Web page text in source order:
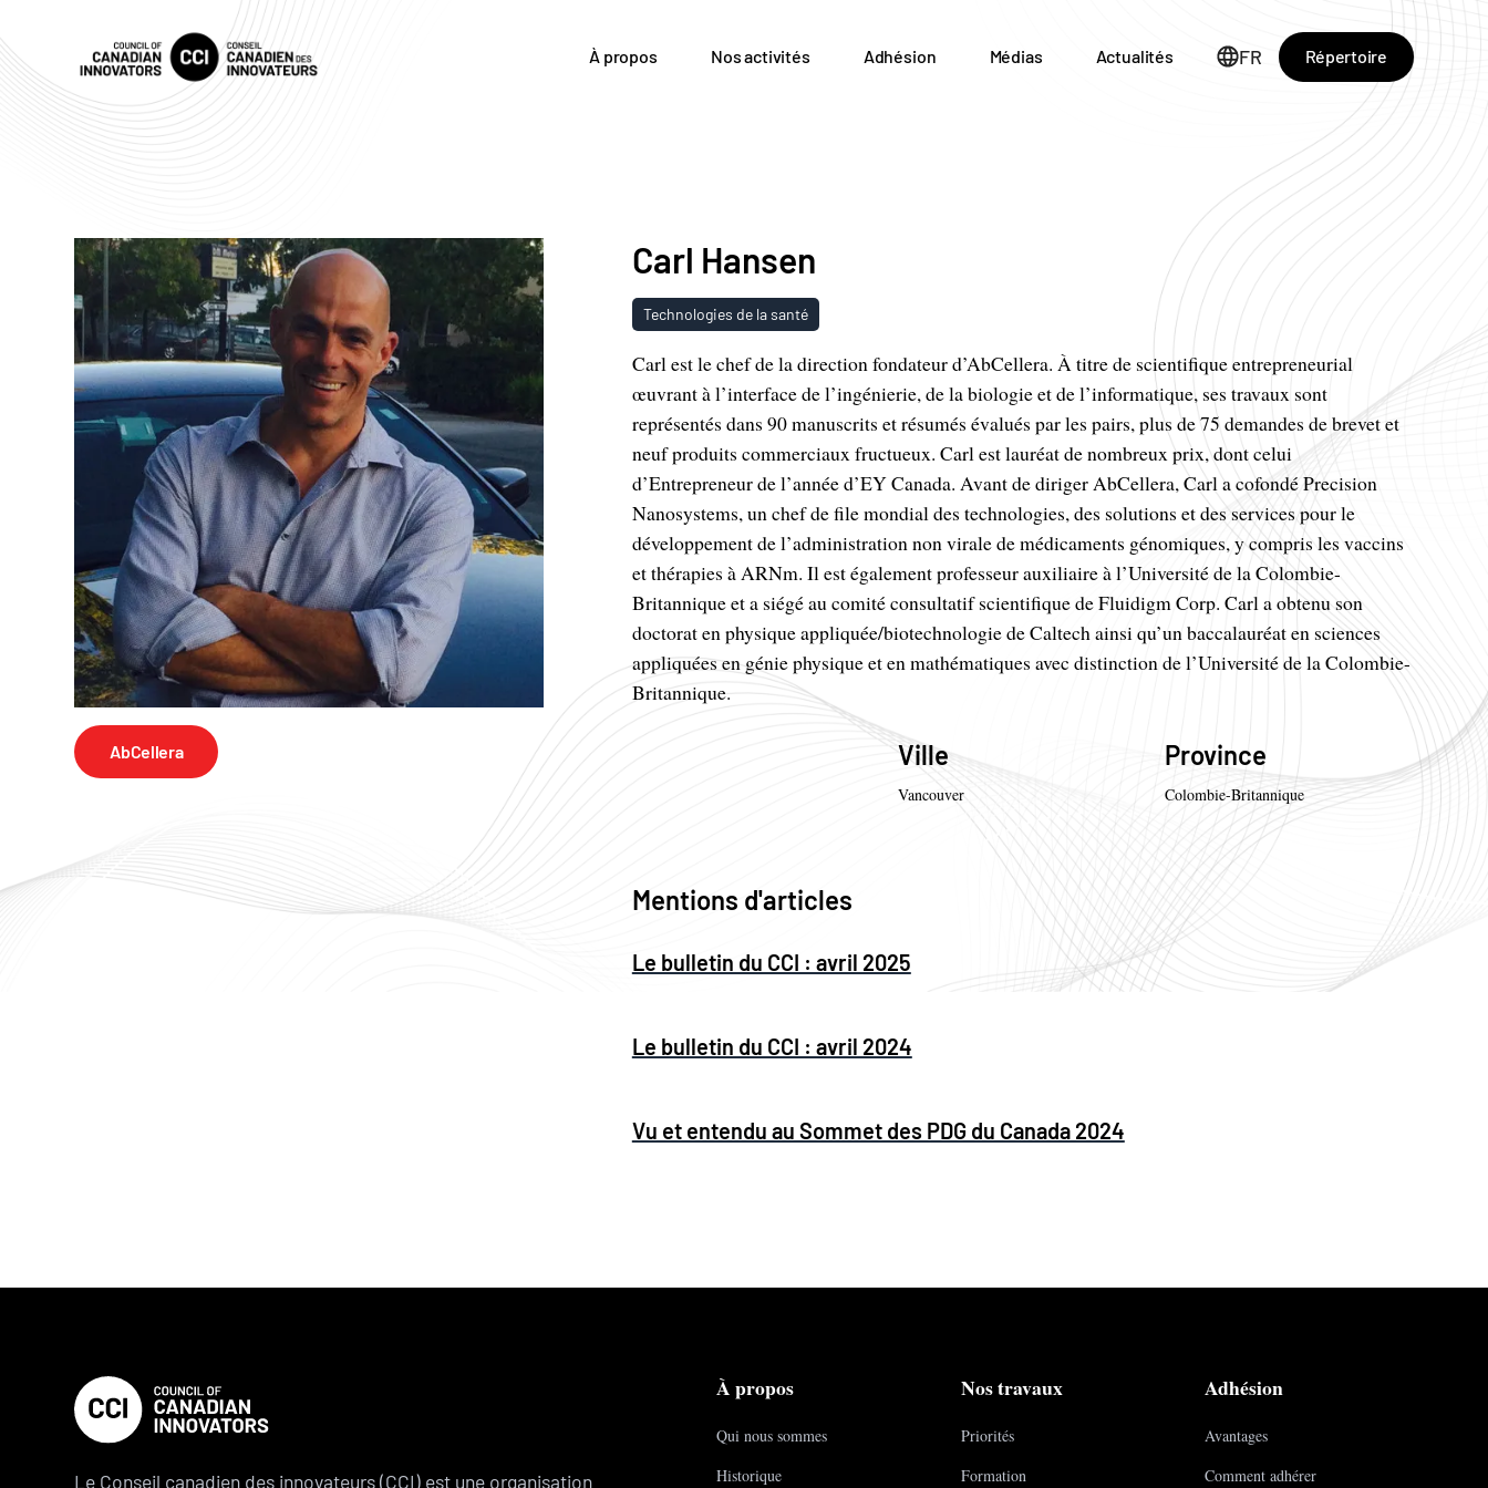
À propos Nos activités Adhésion Médias Actualités FR Répertoire
AbCellera
Carl Hansen
Technologies de la santé
Carl est le chef de la direction fondateur d’AbCellera. À titre de scientifique entrepreneurial
œuvrant à l’interface de l’ingénierie, de la biologie et de l’informatique, ses travaux sont
représentés dans 90 manuscrits et résumés évalués par les pairs, plus de 75 demandes de brevet et
neuf produits commerciaux fructueux. Carl est lauréat de nombreux prix, dont celui
d’Entrepreneur de l’année d’EY Canada. Avant de diriger AbCellera, Carl a cofondé Precision
Nanosystems, un chef de file mondial des technologies, des solutions et des services pour le
développement de l’administration non virale de médicaments génomiques, y compris les vaccins
et thérapies à ARNm. Il est également professeur auxiliaire à l’Université de la Colombie-
Britannique et a siégé au comité consultatif scientifique de Fluidigm Corp. Carl a obtenu son
doctorat en physique appliquée/biotechnologie de Caltech ainsi qu’un baccalauréat en sciences
appliquées en génie physique et en mathématiques avec distinction de l’Université de la Colombie-
Britannique.
Ville
Vancouver
Province
Colombie-Britannique
Mentions d'articles
Le bulletin du CCI : avril 2025
Le bulletin du CCI : avril 2024
Vu et entendu au Sommet des PDG du Canada 2024
Le Conseil canadien des innovateurs (CCI) est une organisation
À propos
Qui nous sommes
Historique
Nos travaux
Priorités
Formation
Adhésion
Avantages
Comment adhérer